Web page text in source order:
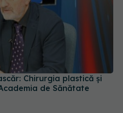
Chirurgia plastică și
de Sănătate